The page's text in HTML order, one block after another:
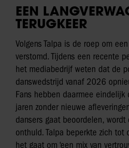
EEN
TERUGKEER
Volgens Talpa is de roep om
verstomd. Tijdens een recente
het mediabedrijf weten dat de
danswedstrijd vanaf 2026
Fans hebben daarmee
jaren zonder nieuwe
dansers gaat beoordelen,
onthuld. Talpa beperkte zich tot
het gaat om ‘een mix van